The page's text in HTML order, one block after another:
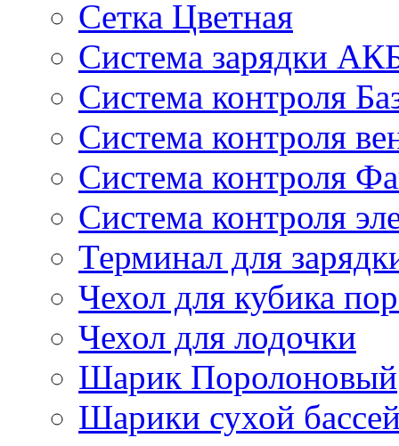
Сетка Цветная
Система зарядки
Система контроля
Система контроля
Система контроля
Система контроля
Терминал для
Чехол для кубика
Чехол для лодочки
Шарик Поролоновый
Шарики сухой